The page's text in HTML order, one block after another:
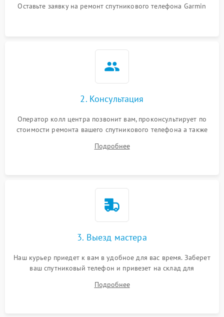
Оставьте заявку на ремонт спутникового телефона Garmin
2. Консультация
Оператор колл центра позвонит вам, проконсультирует по
стоимости ремонта вашего спутникового телефона а также
Подробнее
3. Выезд мастера
Наш курьер приедет к вам в удобное для вас время. Заберет
ваш спутниковый телефон и привезет на склад для
Подробнее